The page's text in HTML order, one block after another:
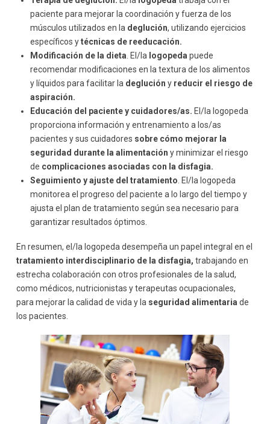
paciente para mejorar la coordinación y fuerza de los
músculos utilizados en la deglución, utilizando ejercicios
específicos ytécnicas de reeducación.
Modificación de la dieta . El/la logopeda puede
recomendar modificaciones en la textura de los alimentos
y líquidos para facilitar la deglución y reducir el riesgo de
aspiración.
Educación del paciente y cuidadores/as. El/la logopeda
proporciona información y entrenamiento a los/as
pacientes y sus cuidadores sobre cómo mejorar la
seguridad durante la alimentación y minimizar el riesgo
de complicaciones asociadas con la disfagia.
Seguimiento y ajuste del tratamiento . El/la logopeda
monitorea el progreso del paciente a lo largo del tiempo y
ajusta el plan de tratamiento según sea necesario para
garantizar resultados óptimos.
En resumen, el/la logopeda desempeña un papel integral en el
tratamiento interdisciplinario de la disfagia, trabajando en
estrecha colaboración con otros profesionales de la salud,
como médicos, nutricionistas y terapeutas ocupacionales,
para mejorar la calidad de vida y la seguridad alimentaria de
los pacientes.